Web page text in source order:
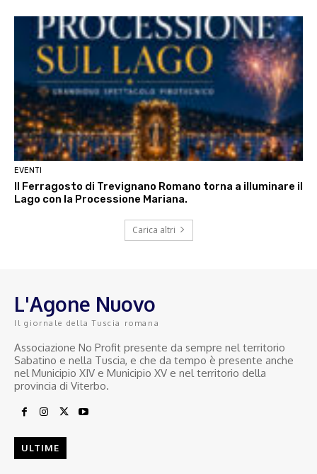
EVENTI
Il Ferragosto di Trevignano Romano torna a illuminare il
Lago con la Processione Mariana.
Carica altri
L'Agone Nuovo
Il giornale della Tuscia romana
Associazione No Profit presente da sempre nel territorio
Sabatino e nella Tuscia, e che da tempo è presente anche
nel Municipio XIV e Municipio XV e nel territorio della
provincia di Viterbo.
ULTIME